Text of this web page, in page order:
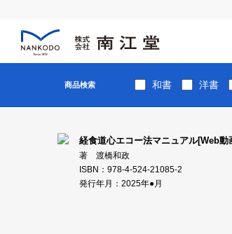
商品検索 和書 洋書
経食道心エコー法マニュアル[Web動
著 渡橋和政
ISBN：978-4-524-21085-2
発行年月：2025年●月